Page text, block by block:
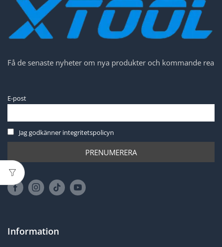
Få de senaste nyheter om nya produkter och kommande rea
E-post
Jag godkänner integritetspolicyn
Information